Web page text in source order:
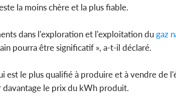
la moins chère et la plus fiable.
dans l'exploration et l'exploitation dugaz
pourra être significatif », a-t-il déclaré.
est le plus qualifié à produire et à vendre de
le prix du kWh produit.